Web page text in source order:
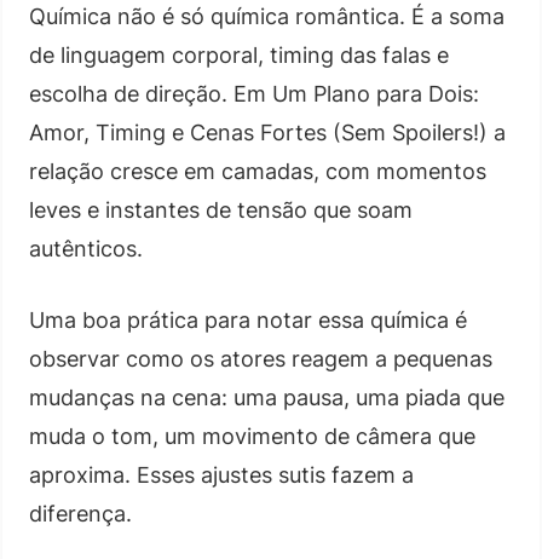
Química não é só química romântica. É a soma
de linguagem corporal, timing das falas e
escolha de direção. Em Um Plano para Dois:
Amor, Timing e Cenas Fortes (Sem Spoilers!) a
relação cresce em camadas, com momentos
leves e instantes de tensão que soam
autênticos.
Uma boa prática para notar essa química é
observar como os atores reagem a pequenas
mudanças na cena: uma pausa, uma piada que
muda o tom, um movimento de câmera que
aproxima. Esses ajustes sutis fazem a
diferença.